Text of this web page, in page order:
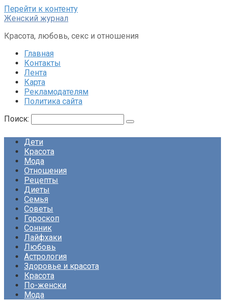
Перейти к контенту
Женский журнал
Красота, любовь, секс и отношения
Главная
Контакты
Лента
Карта
Рекламодателям
Политика сайта
Поиск:
Дети
Красота
Мода
Отношения
Рецепты
Диеты
Семья
Советы
Гороскоп
Сонник
Лайфхаки
Любовь
Астрология
Здоровье и красота
Красота
По-женски
Мода